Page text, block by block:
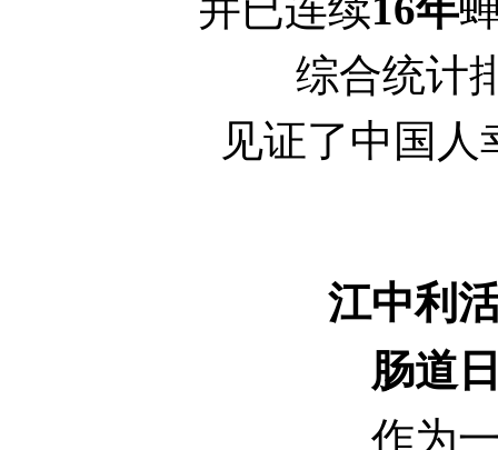
综合统计
见证了中国
江中利
肠道日
作为